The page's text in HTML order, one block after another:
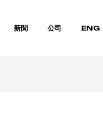
新聞 公司 ENG